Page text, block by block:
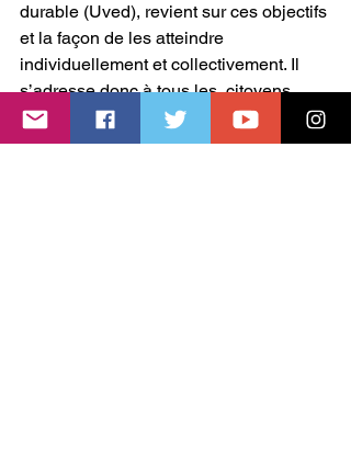
durable (Uved), revient sur ces objectifs
et la façon de les atteindre
individuellement et collectivement. Il
s’adresse donc à tous les  citoyens.
> 39 vidéos d’une dizaine de minutes
en moyenne